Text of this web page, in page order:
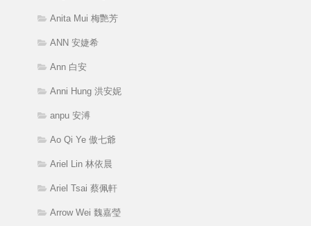
Anita Mui 梅艷芳
ANN 安婕希
Ann 白安
Anni Hung 洪安妮
anpu 安溥
Ao Qi Ye 傲七爺
Ariel Lin 林依晨
Ariel Tsai 蔡佩軒
Arrow Wei 魏嘉瑩